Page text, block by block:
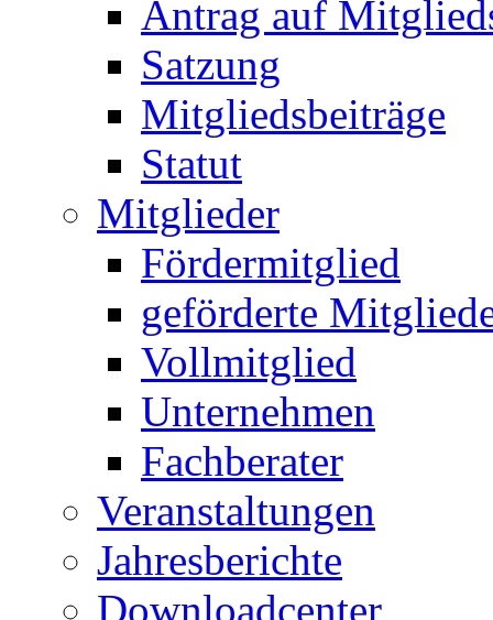
Antrag auf
Satzung
Mitgliedsbeiträge
Statut
Mitglieder
Fördermitglied
geförderte
Vollmitglied
Unternehmen
Fachberater
Veranstaltungen
Jahresberichte
Downloadcenter